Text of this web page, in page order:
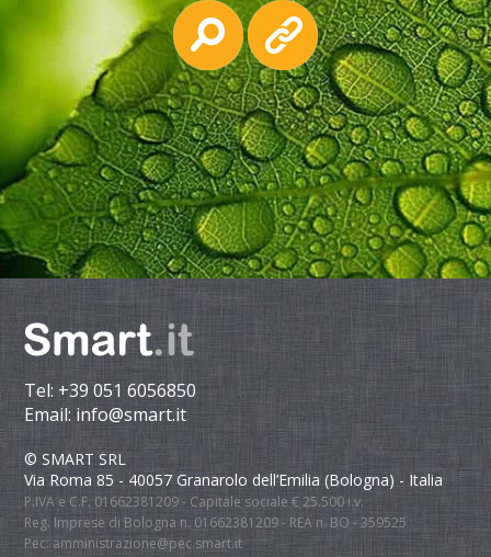
Tel: +39 051 6056850
Email:info@smart.it
© SMART SRL
Via Roma 85 - 40057 Granarolo dell’Emilia (Bologna) - Italia
P.IVA e C.F. 01662381209 - Capitale sociale € 25.500 i.v.
Reg. Imprese di Bologna n. 01662381209 - REA n. BO - 359525
Pec: amministrazione@pec.smart.it